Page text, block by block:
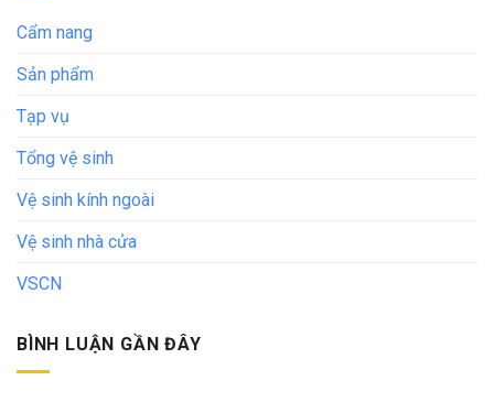
Cẩm nang
Sản phẩm
Tạp vụ
Tổng vệ sinh
Vệ sinh kính ngoài
Vệ sinh nhà cửa
VSCN
BÌNH LUẬN GẦN ĐÂY